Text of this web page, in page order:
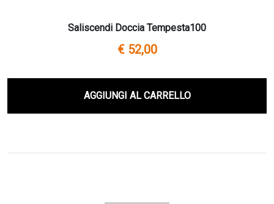
Saliscendi Doccia Tempesta100
€ 52,00
AGGIUNGI AL CARRELLO